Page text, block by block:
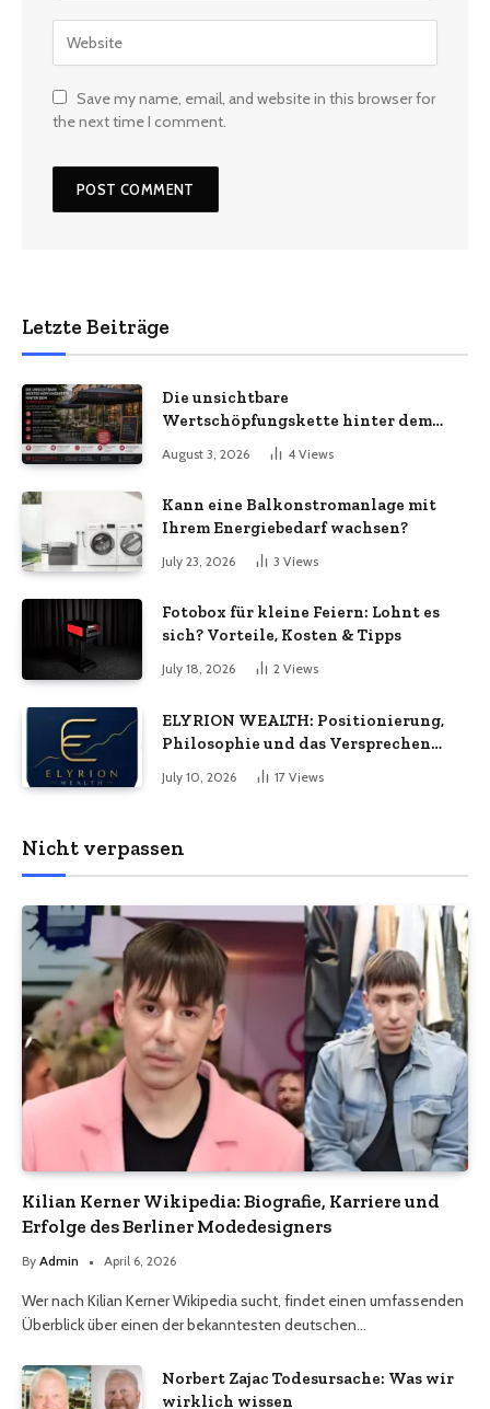
Save my name, email, and website in this browser for
the next time I comment.
Letzte Beiträge
Die unsichtbare
Wertschöpfungskette hinter dem
Sonnenschirm: Was Import-
Ökonomie, EU-Fertigung und
wirklich bedeuten
August 3, 2026 4 Views
Kann eine Balkonstromanlage mit
Ihrem Energiebedarf wachsen?
July 23, 2026 3 Views
Fotobox für kleine Feiern: Lohnt es
sich? Vorteile, Kosten & Tipps
July 18, 2026 2 Views
ELYRION WEALTH: Positionierung,
Philosophie und das Versprechen
langfristiger Stabilität
July 10, 2026 17 Views
Nicht verpassen
Kilian Kerner Wikipedia: Biografie, Karriere und
Erfolge des Berliner Modedesigners
By Admin April 6, 2026
Wer nach Kilian Kerner Wikipedia sucht, findet einen umfassenden
Überblick über einen der bekanntesten deutschen…
Norbert Zajac Todesursache: Was wir
wirklich wissen